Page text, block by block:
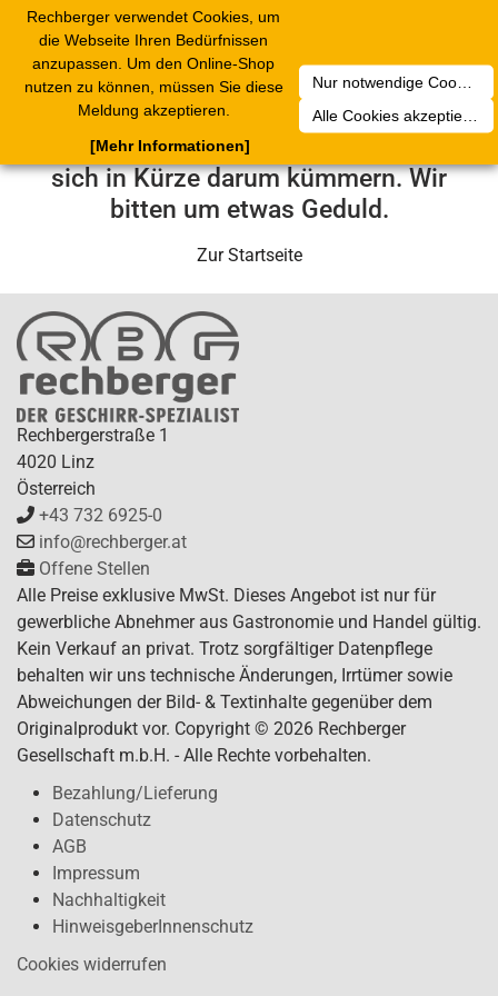
Rechberger verwendet Cookies, um
die Webseite Ihren Bedürfnissen
anzupassen. Um den Online-Shop
nutzen zu können, müssen Sie diese
Meldung akzeptieren.
Nur notwendige Cookies akzeptieren
Alle Cookies akzeptieren
[Mehr Informationen]
Leider ist ein technischer Fehler
aufgetreten. Unser Service-Team wird
sich in Kürze darum kümmern. Wir
bitten um etwas Geduld.
Zur Startseite
Rechbergerstraße 1
4020 Linz
Österreich
+43 732 6925-0
info@rechberger.at
Offene Stellen
Alle Preise exklusive MwSt. Dieses Angebot ist nur für
gewerbliche Abnehmer aus Gastronomie und Handel gültig.
Kein Verkauf an privat. Trotz sorgfältiger Datenpflege
behalten wir uns technische Änderungen, Irrtümer sowie
Abweichungen der Bild- & Textinhalte gegenüber dem
Originalprodukt vor. Copyright © 2026 Rechberger
Gesellschaft m.b.H. - Alle Rechte vorbehalten.
Bezahlung/Lieferung
Datenschutz
AGB
Impressum
Nachhaltigkeit
HinweisgeberInnenschutz
Cookies widerrufen